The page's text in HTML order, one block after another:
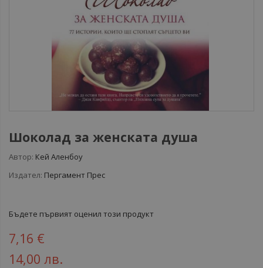
Шоколад за женската душа
Автор: Кей Аленбоу
Издател: Пергамент Прес
Бъдете първият оценил този продукт
7,16 €
14,00 лв.